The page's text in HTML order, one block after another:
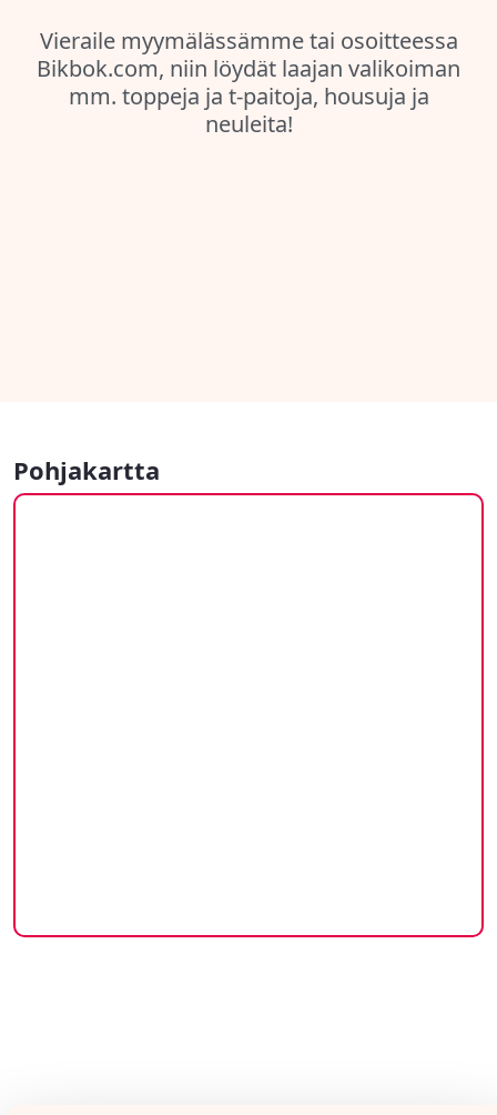
Vieraile myymälässämme tai osoitteessa
Bikbok.com, niin löydät laajan valikoiman
mm. toppeja ja t-paitoja, housuja ja
neuleita!
Pohjakartta